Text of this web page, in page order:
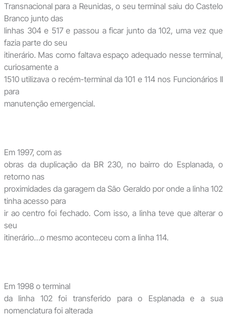
Transnacional para a Reunidas, o seu terminal saiu do Castelo
Branco junto das
linhas 304 e 517 e passou a ficar junto da 102, uma vez que
fazia parte do seu
itinerário. Mas como faltava espaço adequado nesse terminal,
curiosamente a
1510 utilizava o recém-terminal da 101 e 114 nos Funcionários II
para
manutenção emergencial.
Em 1997, com as
obras da duplicação da BR 230, no bairro do Esplanada, o
retorno nas
proximidades da garagem da São Geraldo por onde a linha 102
tinha acesso para
ir ao centro foi fechado. Com isso, a linha teve que alterar o
seu
itinerário…o mesmo aconteceu com a linha 114.
Em 1998 o terminal
da linha 102 foi transferido para o Esplanada e a sua
nomenclatura foi alterada